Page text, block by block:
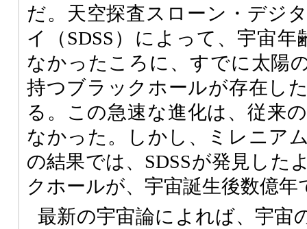
だ。天空探査スローン・デジ
イ（SDSS）によって、宇宙
なかったころに、すでに太陽
持つブラックホールが存在し
る。この急速な進化は、従来
なかった。しかし、ミレニア
の結果では、SDSSが発見した
クホールが、宇宙誕生後数億年
最新の宇宙論によれば、宇宙